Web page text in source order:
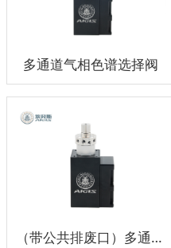
多通道气相色谱选择阀
（带公共排废口）多通道气相色谱选择阀